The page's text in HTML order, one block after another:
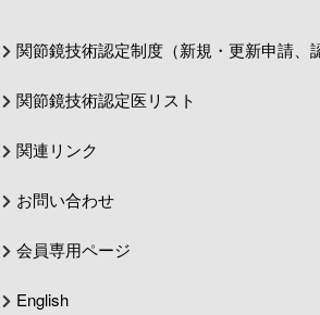
関節鏡技術認定制度（新規・更新申請、
関節鏡技術認定医リスト
関連リンク
お問い合わせ
会員専用ページ
English